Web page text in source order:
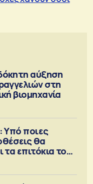
αύξηση
στη
βιομηχανία
Υπό ποιες
θα
τα επιτόκια τον